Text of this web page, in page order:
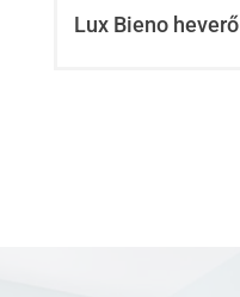
Lux Bieno heverő